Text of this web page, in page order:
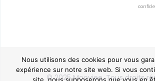
© 2025Moovjee, Tous droits
Nous utilisons des cookies pour vous
expérience sur notre site web. Si vous